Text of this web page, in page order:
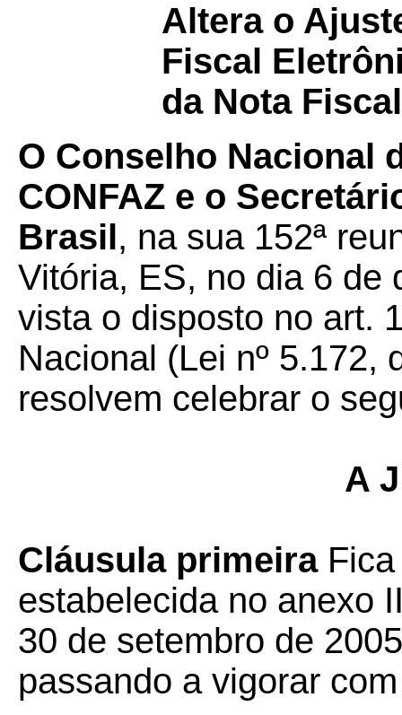
Altera o
Fiscal
da Nota
O Conselho Nacional
CONFAZ e o
Brasil, na sua 152ª
Vitória, ES, no dia 6 de
vista o disposto no art.
Nacional (Lei nº 5.172,
resolvem celebrar o
A
Cláusula primeiraFica
estabelecida no anexo
30 de setembro de
passando a vigorar